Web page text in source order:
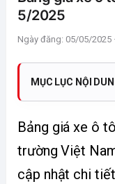
5/2025
Ngày đăng: 05/05/2025
MỤC LỤC NỘI
Bảng giá xe ô
trường Việt
cập nhật chi